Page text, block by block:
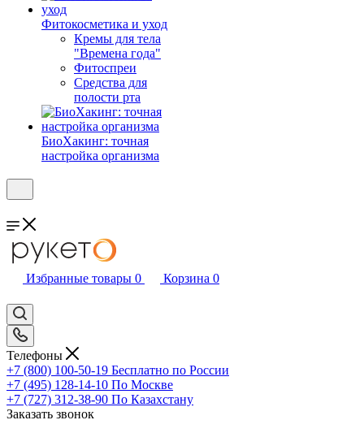
Фитокосметика и уход
Кремы для тела
"Времена года"
Фитоспреи
Средства для
полости рта
БиоХакинг: точная
настройка организма
Избранные товары 0 Корзина 0
Телефоны
+7 (800) 100-50-19 Бесплатно по России
+7 (495) 128-14-10 По Москве
+7 (727) 312-38-90 По Казахстану
Заказать звонок